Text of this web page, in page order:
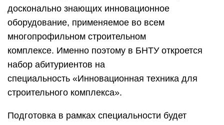
досконально знающих инновационное
оборудование, применяемое во всем
многопрофильном строительном
комплексе. Именно поэтому в БНТУ откроется
набор абитуриентов на
специальность «Инновационная техника для
строительного комплекса».
Подготовка в рамках специальности будет